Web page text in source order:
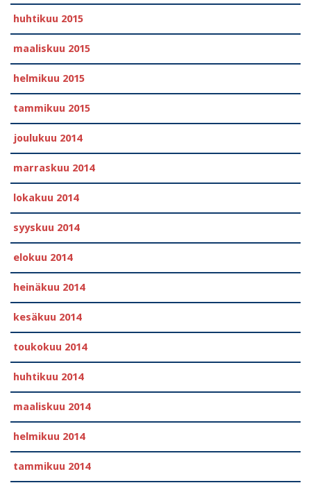
huhtikuu 2015
maaliskuu 2015
helmikuu 2015
tammikuu 2015
joulukuu 2014
marraskuu 2014
lokakuu 2014
syyskuu 2014
elokuu 2014
heinäkuu 2014
kesäkuu 2014
toukokuu 2014
huhtikuu 2014
maaliskuu 2014
helmikuu 2014
tammikuu 2014